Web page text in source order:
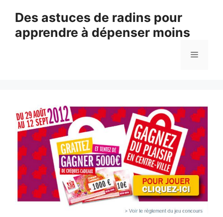
contenu
Des astuces de radins pour
apprendre à dépenser moins
Menu